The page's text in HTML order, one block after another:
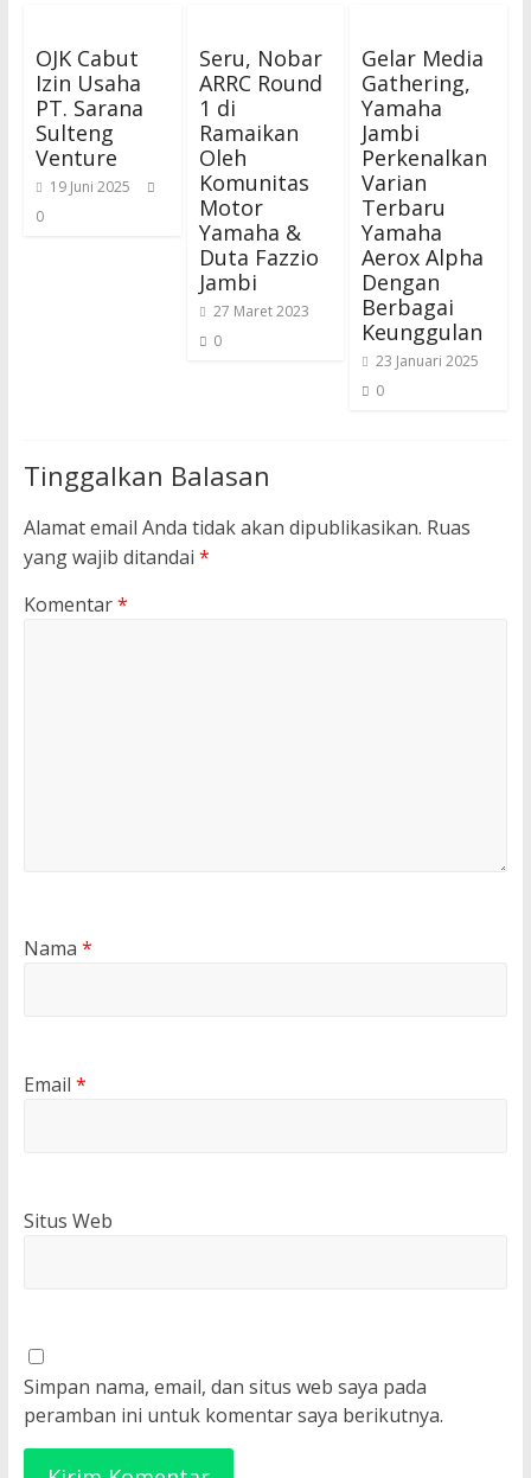
OJK Cabut
Izin Usaha
PT. Sarana
Sulteng
Venture
19 Juni 2025
0
Seru, Nobar
ARRC Round
1 di
Ramaikan
Oleh
Komunitas
Motor
Yamaha &
Duta Fazzio
Jambi
27 Maret 2023
0
Gelar Media
Gathering,
Yamaha
Jambi
Perkenalkan
Varian
Terbaru
Yamaha
Aerox Alpha
Dengan
Berbagai
Keunggulan
23 Januari 2025
0
Tinggalkan Balasan
Alamat email Anda tidak akan dipublikasikan. Ruas
yang wajib ditandai *
Komentar*
Nama *
Email *
Situs Web
Simpan nama, email, dan situs web saya pada
peramban ini untuk komentar saya berikutnya.